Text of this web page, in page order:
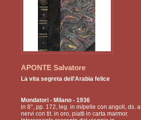
APONTE Salvatore
La vita segreta dell'Arabia felice
Mondatori- Milano - 1936
in 8°, pp. 172, leg. in m/pelle con angoli, ds. a
nervi con tit. in oro, piatti in carta marmor.